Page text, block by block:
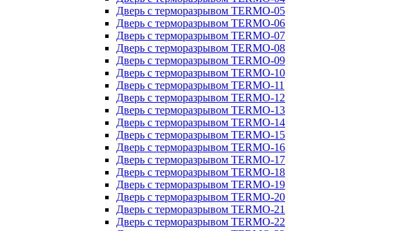
Дверь с терморазрывом TERMO-05
Дверь с терморазрывом TERMO-06
Дверь с терморазрывом TERMO-07
Дверь с терморазрывом TERMO-08
Дверь с терморазрывом TERMO-09
Дверь с терморазрывом TERMO-10
Дверь с терморазрывом TERMO-11
Дверь с терморазрывом TERMO-12
Дверь с терморазрывом TERMO-13
Дверь с терморазрывом TERMO-14
Дверь с терморазрывом TERMO-15
Дверь с терморазрывом TERMO-16
Дверь с терморазрывом TERMO-17
Дверь с терморазрывом TERMO-18
Дверь с терморазрывом TERMO-19
Дверь с терморазрывом TERMO-20
Дверь с терморазрывом TERMO-21
Дверь с терморазрывом TERMO-22